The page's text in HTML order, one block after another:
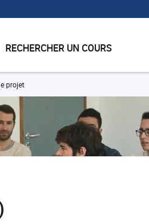
RECHERCHER UN COURS
projet